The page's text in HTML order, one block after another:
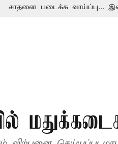
படைக்க வாய்ப்பு... இன்றைய